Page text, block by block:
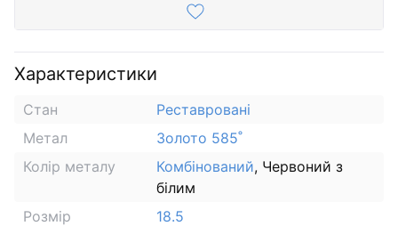
Характеристики
Стан
Реставровані
Метал
Золото 585˚
Колір металу
Комбінований, Червоний з
білим
Розмір
18.5